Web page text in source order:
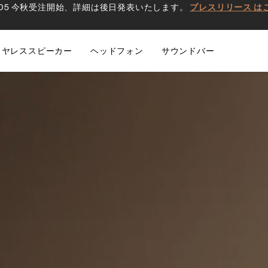
今秋受注開始、詳細は後日発表いたします。 プレスリリース は
レススピーカー ヘッドフォン サウンドバー